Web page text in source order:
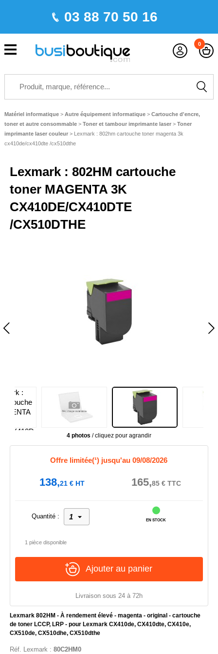
03 88 70 50 16
0
Matériel informatique > Autre équipement informatique > Cartouche d'encre,
toner et autre consommable > Toner et tambour imprimante laser > Toner
imprimante laser couleur> Lexmark : 802hm cartouche toner magenta 3k
cx410de/cx410dte /cx510dthe
Lexmark : 802HM cartouche
toner MAGENTA 3K
CX410DE/CX410DTE
/CX510DTHE
4 photos / cliquez pour agrandir
Lexmark 802HM - À rendement élevé - magenta - original - cartouche
de toner LCCP, LRP - pour Lexmark CX410de, CX410dte, CX410e,
CX510de, CX510dhe, CX510dthe
Réf. Lexmark: 80C2HM0
Offre limitée(¹) jusqu'au 09/08/2026
138,21€HT 165,85€TTC
Quantité :
EN STOCK
1 pièce disponible
Ajouter au panier
Livraison sous 24 à 72h